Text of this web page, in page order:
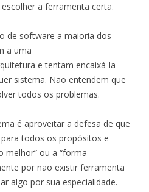
a ferramenta certa.
de software a maioria dos
a uma
e tentam encaixá-la
sistema. Não entendem que
todos os problemas.
é aproveitar a defesa de que
todos os propósitos e
melhor” ou a “forma
por não existir ferramenta
algo por sua especialidade.